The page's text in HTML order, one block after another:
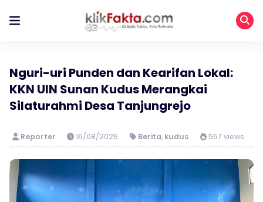
Nguri-uri Punden dan Kearifan Lokal:
KKN UIN Sunan Kudus Merangkai
Silaturahmi Desa Tanjungrejo
Reporter 16/08/2025 Berita, kudus 557 views